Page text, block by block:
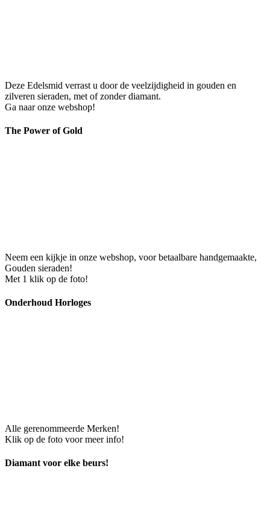
Deze Edelsmid verrast u door de veelzijdigheid in gouden en
zilveren sieraden, met of zonder diamant.
Ga naar onze webshop!
The Power of Gold
Neem een kijkje in onze webshop, voor betaalbare handgemaakte,
Gouden sieraden!
Met 1 klik op de foto!
Onderhoud Horloges
Alle gerenommeerde Merken!
Klik op de foto voor meer info!
Diamant voor elke beurs!